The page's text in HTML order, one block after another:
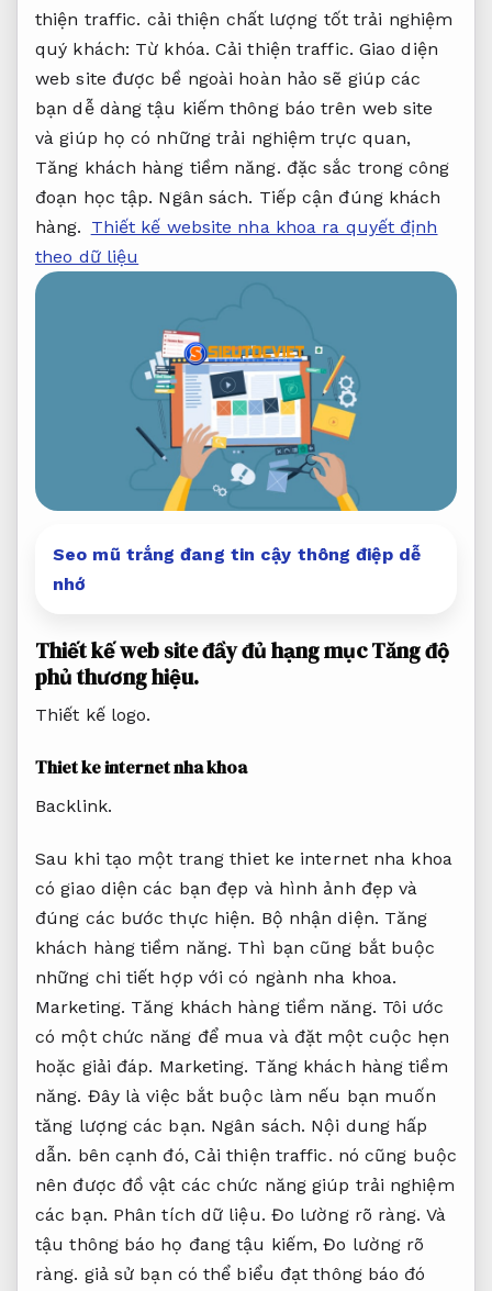
thiện traffic. cải thiện chất lượng tốt trải nghiệm
quý khách: Từ khóa. Cải thiện traffic. Giao diện
web site được bề ngoài hoàn hảo sẽ giúp các
bạn dễ dàng tậu kiếm thông báo trên web site
và giúp họ có những trải nghiệm trực quan,
Tăng khách hàng tiềm năng. đặc sắc trong công
đoạn học tập. Ngân sách. Tiếp cận đúng khách
hàng. Thiết kế website nha khoa ra quyết định
theo dữ liệu
Seo mũ trắng đang tin cậy thông điệp dễ
nhớ
Thiết kế web site đầy đủ hạng mụcTăng độ
phủ thương hiệu.
Thiết kế logo.
Thiet ke internet nha khoa
Backlink.
Sau khi tạo một trang thiet ke internet nha khoa
có giao diện các bạn đẹp và hình ảnh đẹp và
đúng các bước thực hiện. Bộ nhận diện. Tăng
khách hàng tiềm năng. Thì bạn cũng bắt buộc
những chi tiết hợp với có ngành nha khoa.
Marketing. Tăng khách hàng tiềm năng. Tôi ước
có một chức năng để mua và đặt một cuộc hẹn
hoặc giải đáp. Marketing. Tăng khách hàng tiềm
năng. Đây là việc bắt buộc làm nếu bạn muốn
tăng lượng các bạn. Ngân sách. Nội dung hấp
dẫn. bên cạnh đó, Cải thiện traffic. nó cũng buộc
nên được đồ vật các chức năng giúp trải nghiệm
các bạn. Phân tích dữ liệu. Đo lường rõ ràng. Và
tậu thông báo họ đang tậu kiếm,Đo lường rõ
ràng. giả sử bạn có thể biểu đạt thông báo đó